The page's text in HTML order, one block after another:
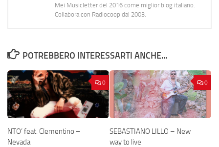
Mei Musicletter del 2016 come miglior blog italiano.
Collabora con Radiocoop dal 2003.
POTREBBERO INTERESSARTI ANCHE...
0
NTO’ feat. Clementino –
Nevada
0
SEBASTIANO LILLO – New
way to live